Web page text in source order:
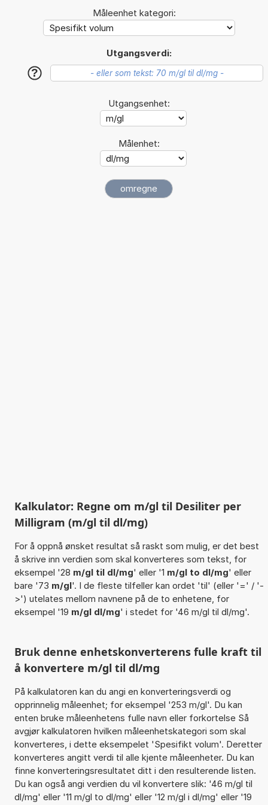
Måleenhet kategori:
Utgangsverdi:
?
Utgangsenhet:
Målenhet:
Kalkulator: Regne om m/gl til Desiliter per
Milligram (m/gl til dl/mg)
For å oppnå ønsket resultat så raskt som mulig, er det best
å skrive inn verdien som skal konverteres som tekst, for
eksempel '28 m/gl til dl/mg' eller '1 m/gl to dl/mg' eller
bare '73 m/gl'. I de fleste tilfeller kan ordet 'til' (eller '=' / '-
>') utelates mellom navnene på de to enhetene, for
eksempel '19 m/gl dl/mg' i stedet for '46 m/gl til dl/mg'.
Bruk denne enhetskonverterens fulle kraft til
å konvertere m/gl til dl/mg
På kalkulatoren kan du angi en konverteringsverdi og
opprinnelig måleenhet; for eksempel '253 m/gl'. Du kan
enten bruke måleenhetens fulle navn eller forkortelse Så
avgjør kalkulatoren hvilken måleenhetskategori som skal
konverteres, i dette eksempelet 'Spesifikt volum'. Deretter
konverteres angitt verdi til alle kjente måleenheter. Du kan
finne konverteringsresultatet ditt i den resulterende listen.
Du kan også angi verdien du vil konvertere slik: '46 m/gl til
dl/mg' eller '11 m/gl to dl/mg' eller '12 m/gl i dl/mg' eller '19